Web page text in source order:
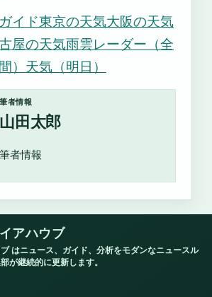
イド東京の天気大阪の天気
屋の天気雨雲レーダー（全
） 天気（明日）
筆者情報
山田太郎
筆者情報
アハウブ
はニュース、ガイド、分析をモダンなニュースル
が継続的に更新します。